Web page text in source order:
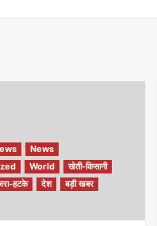
News
World
खेती-किसानी
हटके देश
बड़ी खबर